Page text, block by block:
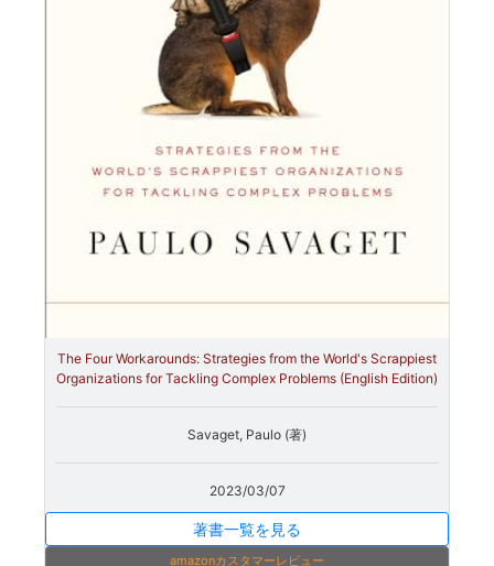
The Four Workarounds: Strategies from the World's Scrappiest
Organizations for Tackling Complex Problems (English Edition)
Savaget, Paulo (著)
2023/03/07
著書一覧を見る
amazonカスタマーレビュー